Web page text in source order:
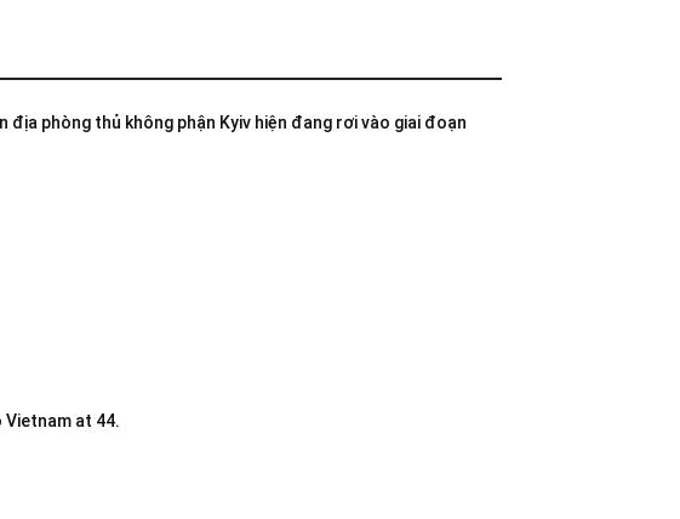
phòng thủ không phận Kyiv hiện đang rơi vào giai đoạn
at 44.